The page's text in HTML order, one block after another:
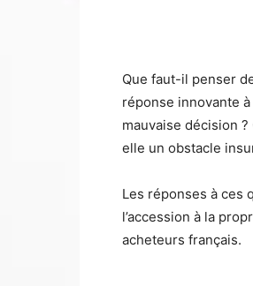
Que faut-il penser
réponse innovante
mauvaise décision
elle un obstacle
Les réponses à ces
l’accession à la
acheteurs français.